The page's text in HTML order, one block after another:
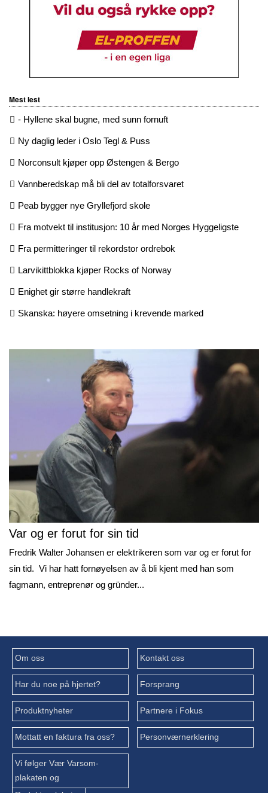
Mest lest
- Hyllene skal bugne, med sunn fornuft
Ny daglig leder i Oslo Tegl & Puss
Norconsult kjøper opp Østengen & Bergo
Vannberedskap må bli del av totalforsvaret
Peab bygger nye Gryllefjord skole
Fra motvekt til institusjon: 10 år med Norges Hyggeligste
Fra permitteringer til rekordstor ordrebok
Larvikittblokka kjøper Rocks of Norway
Enighet gir større handlekraft
Skanska: høyere omsetning i krevende marked
Var og er forut for sin tid
Fredrik Walter Johansen er elektrikeren som var og er forut for
sin tid. Vi har hatt fornøyelsen av å bli kjent med han som
fagmann, entreprenør og gründer...
Om oss Kontakt oss
Har du noe på hjertet? Forsprang
Produktnyheter Partnere i Fokus
Mottatt en faktura fra oss? Personværnerklering
Vi følger Vær Varsom-
plakaten og